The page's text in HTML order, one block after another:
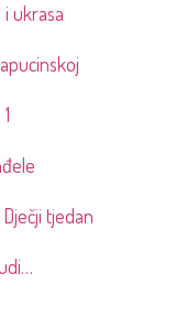
ukrasa
tjedan